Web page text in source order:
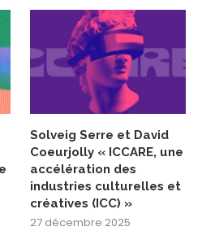
Solveig Serre et David
Coeurjolly « ICCARE, une
accélération des
industries culturelles et
créatives (ICC) »
27 décembre 2025